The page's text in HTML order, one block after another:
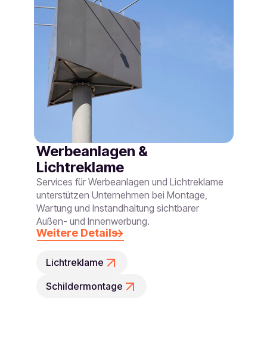
Werbeanlagen &
Lichtreklame
Services für Werbeanlagen und Lichtreklame
unterstützen Unternehmen bei Montage,
Wartung und Instandhaltung sichtbarer
Außen- und Innenwerbung.
Weitere Details
Lichtreklame
Schildermontage